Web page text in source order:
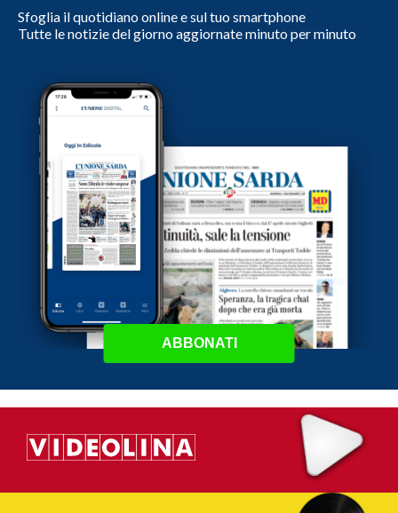
Sfoglia il quotidiano online e sul tuo smartphone
Tutte le notizie del giorno aggiornate minuto per minuto
ABBONATI